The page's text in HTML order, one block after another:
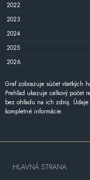
2022
2023
2024
2025
2026
Graf zobrazuje súčet všetkých
Prehľad ukazuje celkový počet
bez ohľadu na ich zdroj.
kompletné informácie.
HLAVNÁ STRANA